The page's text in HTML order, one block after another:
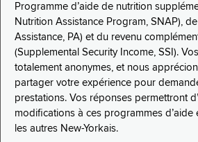
Programme d’aide de nutrition
Nutrition Assistance Program, SNAP),
Assistance, PA) et du revenu
(Supplemental Security Income, SSI).
totalement anonymes, et nous
partager votre expérience pour
prestations. Vos réponses permettront
modifications à ces programmes d’aide
les autres New-Yorkais.